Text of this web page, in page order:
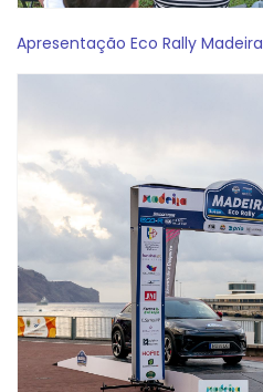
Apresentação Eco Rally Madeira